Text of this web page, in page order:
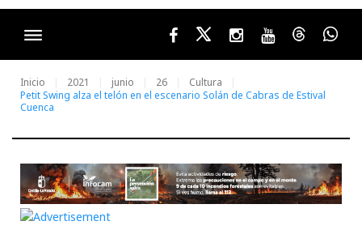
FacebookTwitterInstagram
YoutubeThreads
Inicio 2021 junio 26
Cultura
Petit Swing alza el telón en el escenario Solán de Cabras de Estival
Cuenca